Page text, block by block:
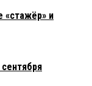
«стажёр» и